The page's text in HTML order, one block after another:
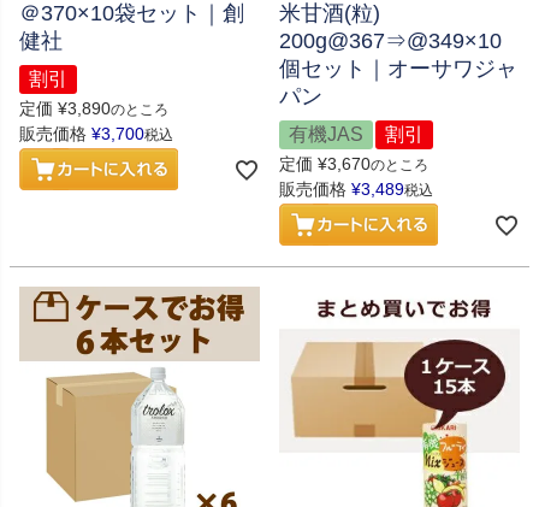
＠370×10袋セット｜創
健社
割引
定価 ¥3,890のところ
販売価格 ¥3,700税込
米甘酒(粒)
200g@367⇒@349×10
個セット｜オーサワジャ
パン
有機JAS 割引
定価 ¥3,670のところ
販売価格 ¥3,489税込